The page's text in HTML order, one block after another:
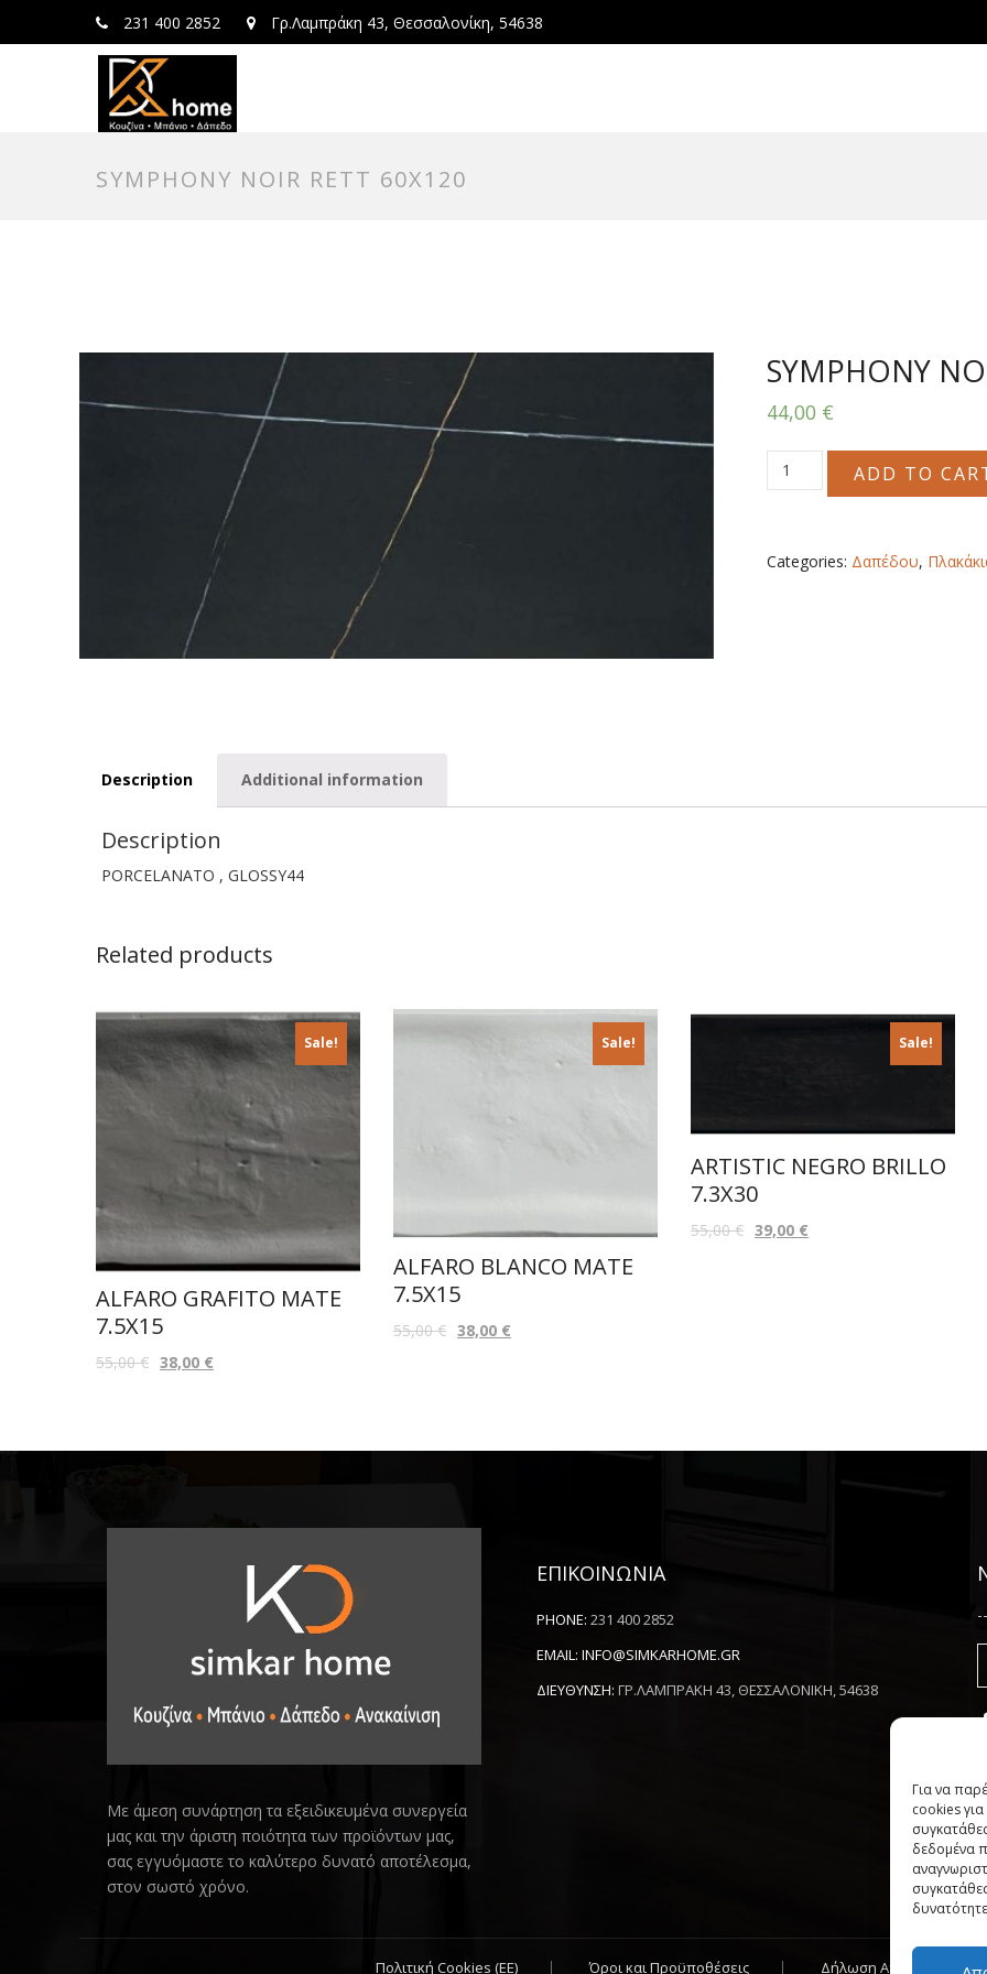
Για να
cookies
δεδομένα
231 400 2852 Γρ.Λαμπράκη 43, Θεσσαλονίκη, 54638
SYMPHONY NOIR RETT 60X120
SYMPHONY
44,00 €
SYMPHONY
NOIR
quantity
ADD TO
Categories: Δαπέδου,
Description Additional information
Description
PORCELANATO , GLOSSY44
Related products
Sale!
ALFARO GRAFITO MATE
7.5X15
55,00€ 38,00 €
Sale!
ALFARO BLANCO MATE
7.5X15
55,00€ 38,00 €
Sale!
ARTISTIC NEGRO BRILLO
7.3X30
55,00€ 39,00 €
Με άμεση συνάρτηση τα εξειδικευμένα συνεργεία
μας και την άριστη ποιότητα των προϊόντων μας,
σας εγγυόμαστε το καλύτερο δυνατό αποτέλεσμα,
στον σωστό χρόνο.
ΕΠΙΚΟΙΝΩΝΙΑ
PHONE: 231 400 2852
EMAIL: INFO@SIMKARHOME.GR
ΔΙΕΥΘΥΝΣΗ: ΓΡ.ΛΑΜΠΡΑΚΗ 43, ΘΕΣΣΑΛΟΝΙΚΗ, 54638
Πολιτική Cookies (ΕΕ) Όροι και Προϋποθέσεις Δήλωση Απορρήτου